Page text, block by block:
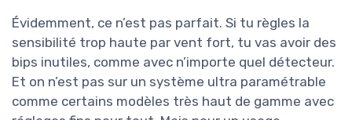
Évidemment, ce n’est pas parfait. Si tu règles la
sensibilité trop haute par vent fort, tu vas avoir des
bips inutiles, comme avec n’importe quel détecteur.
Et on n’est pas sur un système ultra paramétrable
comme certains modèles très haut de gamme avec